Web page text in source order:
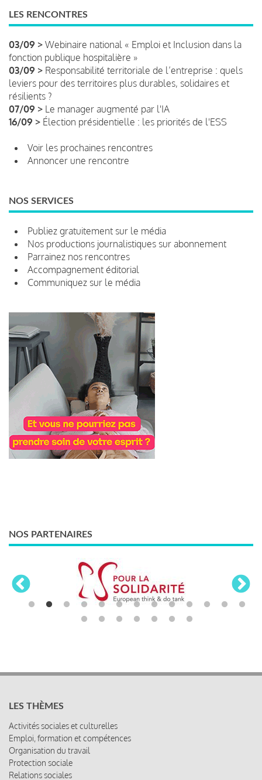
LES RENCONTRES
03/09 > Webinaire national « Emploi et Inclusion dans la
fonction publique hospitalière »
03/09 > Responsabilité territoriale de l’entreprise : quels
leviers pour des territoires plus durables, solidaires et
résilients ?
07/09 > Le manager augmenté par l'IA
16/09 > Élection présidentielle : les priorités de l'ESS
Voir les prochaines rencontres
Annoncer une rencontre
NOS SERVICES
Publiez gratuitement sur le média
Nos productions journalistiques sur abonnement
Parrainez nos rencontres
Accompagnement éditorial
Communiquez sur le média
NOS PARTENAIRES
LES THÈMES
Activités sociales et culturelles
Emploi, formation et compétences
Organisation du travail
Protection sociale
Relations sociales